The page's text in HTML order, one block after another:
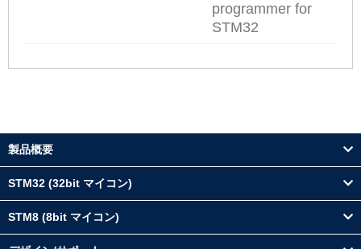
programmer for
STM32
製品概要
STM32 (32bit マイコン)
STM8 (8bit マイコン)